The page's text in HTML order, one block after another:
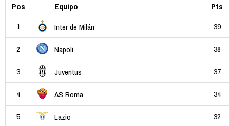
Pos Equipo
Pts
1
Inter de Milán 39
2 Napoli 38
3 Juventus 37
4 AS Roma 34
5 Lazio 32